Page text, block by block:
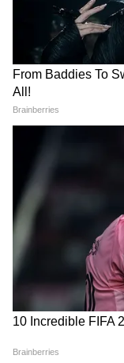
एक तरीके के रूप में
मैं भारत सरकार,
मंत्रालय और उन
यात्रा का समर्थन
कोच को संग्राम की
उनके कोच भूपेश
जताया, "संग्राम
है। उनकी कुश्ती की
और मानसिक दृढ़ता
है। हम आबिद
भारत के लिए एक
तरह से तैयार हैं।"
मलेशियाई